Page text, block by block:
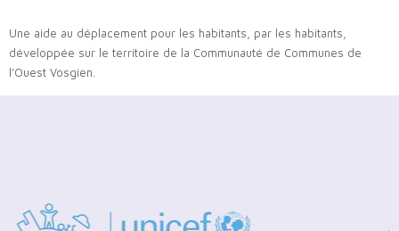
Une aide au déplacement pour les habitants, par les habitants,
développée sur le territoire de la Communauté de Communes de
l’Ouest Vosgien.